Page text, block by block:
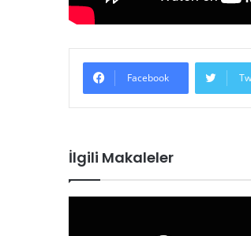
Facebook
İlgili Makaleler